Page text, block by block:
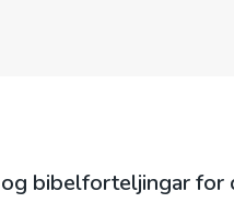
bibelforteljingar for